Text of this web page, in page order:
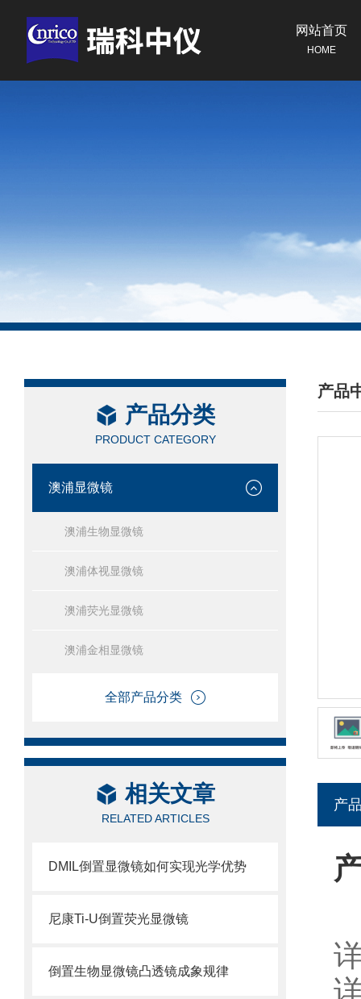
网站首页
HOME
产品分类
PRODUCT CATEGORY
澳浦显微镜
澳浦生物显微镜
澳浦体视显微镜
澳浦荧光显微镜
澳浦金相显微镜
全部产品分类
相关文章
RELATED ARTICLES
DMIL倒置显微镜如何实现光学优势
尼康Ti-U倒置荧光显微镜
倒置生物显微镜凸透镜成象规律
产品
/
产